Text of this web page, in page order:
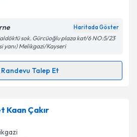
işlenmesine ilişkinAydınlatma
ve kişisel verilerimin belirtilen
kabul ediyorum.
Haritada Göster
sok. Gürcüoğlu plaza kat/6 NO:5/23
yanı) Melikgazi/Kayseri
Randevu Talep Et
Talebi
için randevu takvimi talebi
randevu almanız için bir
e-posta ile bilgilendireceğiz.
Kaan Çakır